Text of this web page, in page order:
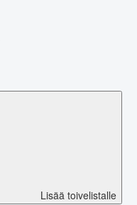
Lisää toivelistalle